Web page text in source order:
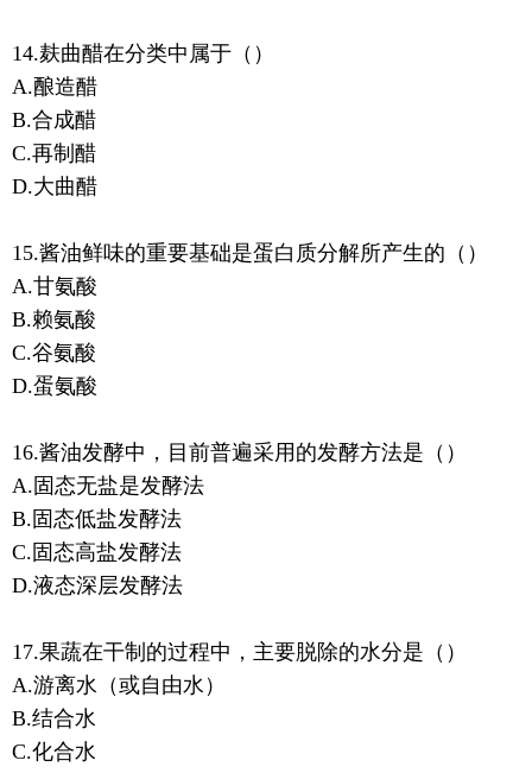
14.麸曲醋在分类中属于（）
A.酿造醋
B.合成醋
C.再制醋
D.大曲醋
15.酱油鲜味的重要基础是蛋白质分解所产生的（）
A.甘氨酸
B.赖氨酸
C.谷氨酸
D.蛋氨酸
16.酱油发酵中，目前普遍采用的发酵方法是（）
A.固态无盐是发酵法
B.固态低盐发酵法
C.固态高盐发酵法
D.液态深层发酵法
17.果蔬在干制的过程中，主要脱除的水分是（）
A.游离水（或自由水）
B.结合水
C.化合水